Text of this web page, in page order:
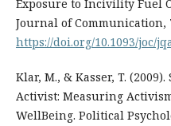
Exposure to Incivility Fuel
Journal of Communication,
https://doi.org/10.1093/joc/
Klar, M., & Kasser, T.
Activist: Measuring
WellBeing. Political